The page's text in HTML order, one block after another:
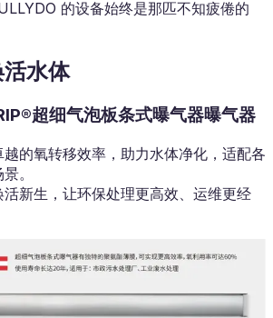
的设备始终是那匹不知疲倦的
水体
超细气泡板条式曝气器曝气器
的氧转移效率，助力水体净化，适配各
。
新生，让环保处理更高效、运维更经